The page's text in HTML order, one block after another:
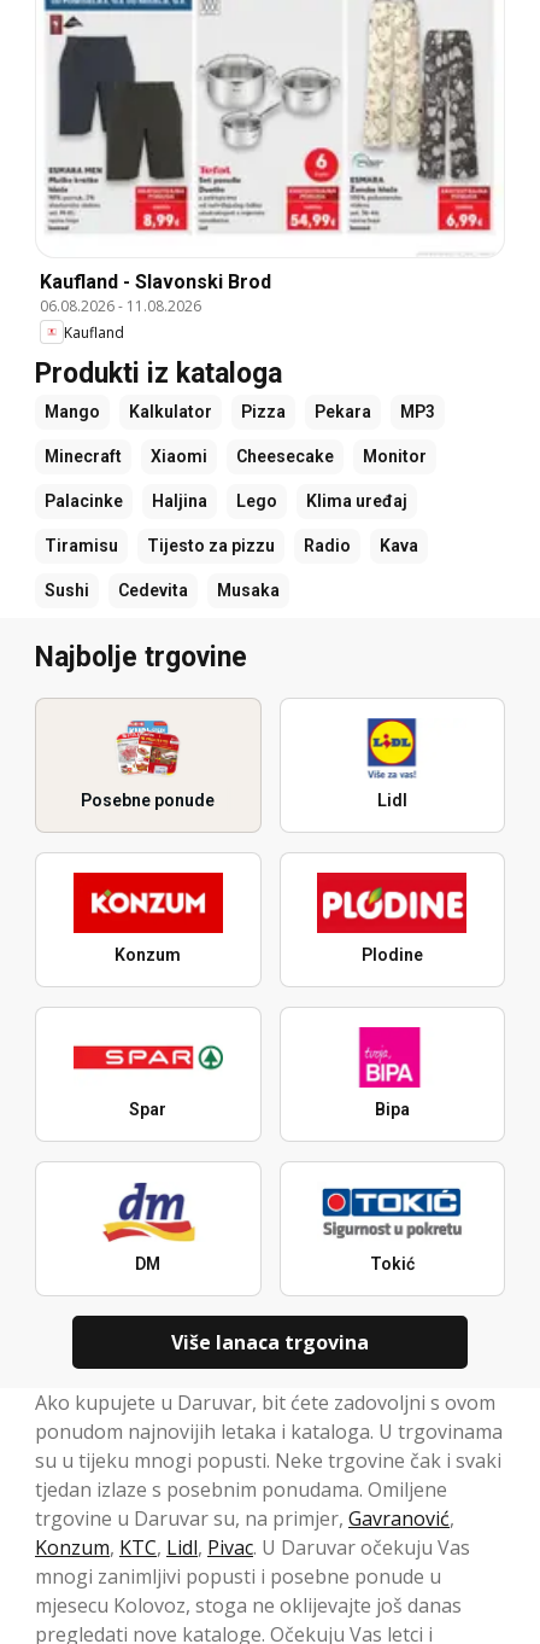
Kaufland - Slavonski Brod
06.08.2026- 11.08.2026
Kaufland
Produkti iz kataloga
Mango Kalkulator Pizza Pekara MP3
Minecraft Xiaomi Cheesecake Monitor
Palacinke Haljina Lego Klima uređaj
Tiramisu Tijesto za pizzu Radio Kava
Sushi Cedevita Musaka
Najbolje trgovine
Posebne ponude Lidl
Konzum Plodine
Spar Bipa
DM Tokić
Više lanaca trgovina
Ako kupujete u Daruvar, bit ćete zadovoljni s ovom
ponudom najnovijih letaka i kataloga. U trgovinama
su u tijeku mnogi popusti. Neke trgovine čak i svaki
tjedan izlaze s posebnim ponudama. Omiljene
trgovine u Daruvar su, na primjer, Gavranović,
Konzum, KTC, Lidl, Pivac. U Daruvar očekuju Vas
mnogi zanimljivi popusti i posebne ponude u
mjesecu Kolovoz, ​​stoga ne oklijevajte još danas
pregledati nove kataloge. Očekuju Vas letci i